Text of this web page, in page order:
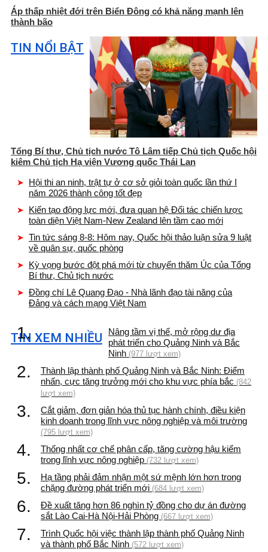
Áp thấp nhiệt đới trên Biển Đông có khả năng mạnh lên
thành bão
TIN NỔI BẬT
Tổng Bí thư, Chủ tịch nước Tô Lâm tiếp Chủ tịch Quốc hội
kiêm Chủ tịch Hạ viện Vương quốc Thái Lan
Hội thi an ninh, trật tự ở cơ sở giỏi toàn quốc lần thứ I
năm 2026 thành công tốt đẹp
Kiến tạo động lực mới, đưa quan hệ Đối tác chiến lược
toàn diện Việt Nam-New Zealand lên tầm cao mới
Tin tức sáng 8-8: Hôm nay, Quốc hội thảo luận sửa 9 luật
về quân sự, quốc phòng
Kỳ vọng bước đột phá mới từ chuyến thăm Úc của Tổng
Bí thư, Chủ tịch nước
Đồng chí Lê Quang Đạo - Nhà lãnh đạo tài năng của
Đảng và cách mạng Việt Nam
TIN XEM NHIỀU
1.
Nâng tầm vị thế, mở rộng dư địa
phát triển cho Quảng Ninh và Bắc
Ninh (977 lượt xem)
2.
Thành lập thành phố Quảng Ninh và Bắc Ninh: Điểm
nhấn, cực tăng trưởng mới cho khu vực phía bắc (842
lượt xem)
3.
Cắt giảm, đơn giản hóa thủ tục hành chính, điều kiện
kinh doanh trong lĩnh vực nông nghiệp và môi trường
(795 lượt xem)
4.
Thống nhất cơ chế phân cấp, tăng cường hậu kiểm
trong lĩnh vực nông nghiệp (732 lượt xem)
5.
Hạ tầng phải đảm nhận một sứ mệnh lớn hơn trong
chặng đường phát triển mới (684 lượt xem)
6.
Đề xuất tăng hơn 86 nghìn tỷ đồng cho dự án đường
sắt Lào Cai-Hà Nội-Hải Phòng (667 lượt xem)
7.
Trình Quốc hội việc thành lập thành phố Quảng Ninh
và thành phố Bắc Ninh (572 lượt xem)